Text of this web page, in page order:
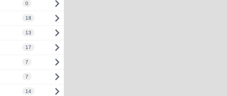
0
18
13
17
7
7
14